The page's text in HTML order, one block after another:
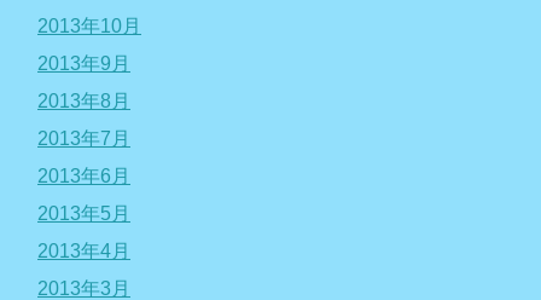
2013年10月
2013年9月
2013年8月
2013年7月
2013年6月
2013年5月
2013年4月
2013年3月